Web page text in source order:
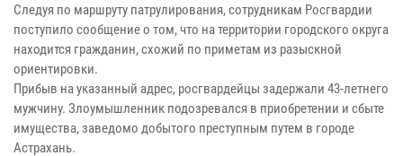
Следуя по маршруту патрулирования, сотрудникам Росгвардии
поступило сообщение о том, что на территории городского округа
находится гражданин, схожий по приметам из разыскной
ориентировки.
Прибыв на указанный адрес, росгвардейцы задержали 43-летнего
мужчину. Злоумышленник подозревался в приобретении и сбыте
имущества, заведомо добытого преступным путем в городе
Астрахань.